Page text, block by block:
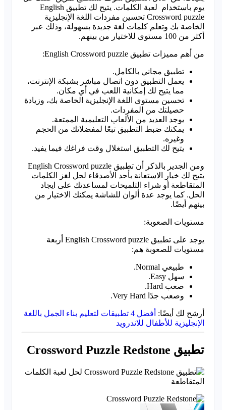
يوم باستخدام لعبة الكلمات. يتيح لك تطبيق English
Crossword puzzle تحسين مفردات اللغة الإنجليزية
الخاصة بك وتعلم كلمات لغة جديدة بسهولة، وذلك عبر
أكثر من 100 مستوى للاختيار من بينهم.
من أهم مميزات تطبيق English Crossword puzzle:
تطبيق مجاني بالكامل.
يعمل التطبيق دون اتصال مباشر بشبكة الإنترنت،
مما يتيح لك إمكانية اللعب في أي مكان.
تحسين مستوى اللغة الإنجليزية الخاصة بك، وزيادة
حصيلتك من المفردات.
يوجد العديد من الألعاب التعليمية الممتعة.
يمكنك ضبط التطبيق تبعًا لمفضلاتك من الحجم
وغيره.
يتيح لك التطبيق استغلال وقت فراغك فيما يفيد.
ومن الجدير بالذكر أن تطبيق English Crossword puzzle
يتيح لك خيار الاستعانة بأحد الأصدقاء لحل لغز الكلمات
المتقاطعة أو شراء التلميحات لمساعدتك على ايجاد
الحل. كما يوجد عدة ألوان للشاشة يمكنك الاختيار من
بينهم أيضًا.
مستويات الصعوبة:
يوجد على تطبيق English Crossword puzzle أربعة
مستويات للصعوبة هم:
طبيعي Normal.
سهل Easy.
صعب Hard.
وصعب جدًا Very Hard.
أرشح لك أيضًا:
أفضل 4 تطبيقات لتعليم بناء الجمل باللغة
الإنجليزية للأطفال للاندرويد
تطبيق Crossword Puzzle Redstone